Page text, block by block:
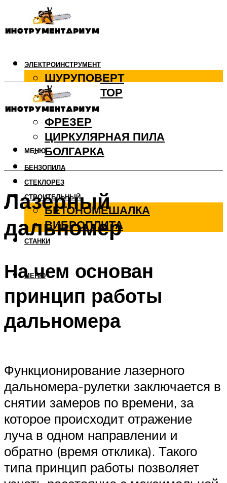
ЭЛЕКТРОИНСТРУМЕНТ
ШУРУПОВЕРТ
ПЕРФОРАТОР
ДРЕЛЬ
ФРЕЗЕР
ЦИРКУЛЯРНАЯ ПИЛА
БОЛГАРКА
БЕНЗОПИЛА
СТЕКЛОРЕЗ
СТРОИТЕЛЬНЫЙ
БЕТОНОМЕШАЛКА
ВИБРОПЛИТА
СТАНКИ
МЕНЮ
МЕНЮ
Лазерный
дальномер
На чем основан
принцип работы
дальномера
Функционирование лазерного
дальномера-рулетки заключается в
снятии замеров по времени, за
которое происходит отражение
луча в одном направлении и
обратно (время отклика). Такого
типа принцип работы позволяет